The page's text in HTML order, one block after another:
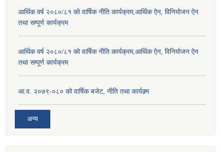
आर्थिक वर्ष २०८०/८१ को वार्षिक नीति कार्यक्रम,आर्थिक ऐन, विनियोजन ऐन
तथा सम्पूर्ण कार्यक्रम
आर्थिक वर्ष २०८०/८१ को वार्षिक नीति कार्यक्रम,आर्थिक ऐन, विनियोजन ऐन
तथा सम्पूर्ण कार्यक्रम
आ.व. २०७९-०८० को वार्षिक बजेट, नीति तथा कार्यक्र्म
अन्य